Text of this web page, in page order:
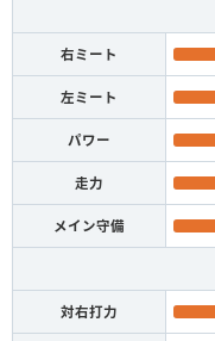
右ミート
左ミート
パワー
走力
メイン守備
対右打力